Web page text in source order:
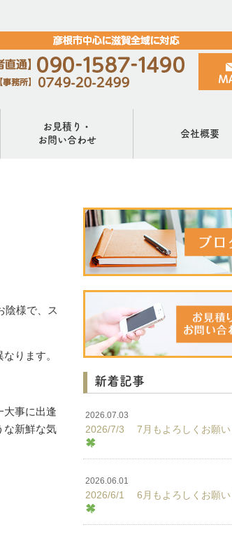
お見積り・
お問い合わせ
会社概要
陰様で、ス
ります。
大事に出逢
な新鮮な気
新着記事
2026.07.03
2026/7/3 7月もよろしくお願い
2026.06.01
2026/6/1 6月もよろしくお願い